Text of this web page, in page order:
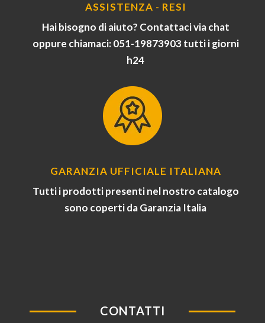
ASSISTENZA - RESI
Hai bisogno di aiuto? Contattaci via chat
oppure chiamaci: 051-19873903 tutti i giorni
h24
GARANZIA UFFICIALE ITALIANA
Tutti i prodotti presenti nel nostro catalogo
sono coperti da Garanzia Italia
CONTATTI